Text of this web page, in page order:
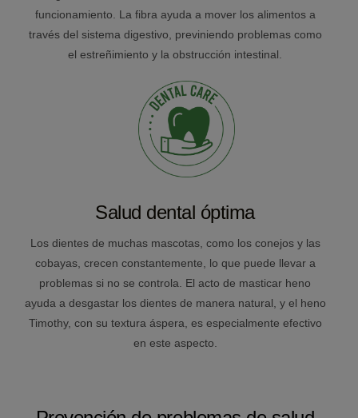
funcionamiento. La fibra ayuda a mover los alimentos a
través del sistema digestivo, previniendo problemas como
el estreñimiento y la obstrucción intestinal.
Salud dental óptima
Los dientes de muchas mascotas, como los conejos y las
cobayas, crecen constantemente, lo que puede llevar a
problemas si no se controla. El acto de masticar heno
ayuda a desgastar los dientes de manera natural, y el heno
Timothy, con su textura áspera, es especialmente efectivo
en este aspecto.